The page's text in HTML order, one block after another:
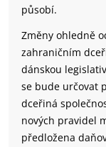
působí.
Změny ohledně
zahraničním
dánskou
se bude určovat
dceřiná
nových pravidel
předložena